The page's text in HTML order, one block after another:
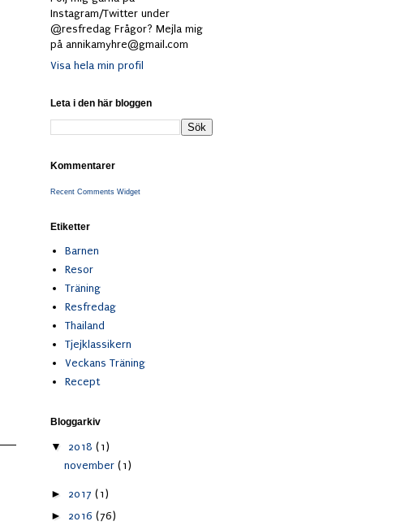
Instagram/Twitter under
@resfredag Frågor? Mejla mig
på annikamyhre@gmail.com
Visa hela min profil
Leta i den här bloggen
Kommentarer
Recent Comments Widget
Etiketter
Barnen
Resor
Träning
Resfredag
Thailand
Tjejklassikern
Veckans Träning
Recept
Bloggarkiv
▼ 2018 (1)
november (1)
► 2017 (1)
► 2016 (76)